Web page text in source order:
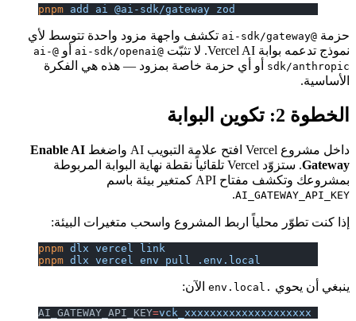
pnpm add ai @ai-sdk/gateway zod
حزمة@ai-sdk/gateway
تكشف واجهة مزود واحدة تتوسط لأي
نموذج تدعمه بوابة Vercel AI. لا تثبّت
@ai-sdk/openai أو @ai-
sdk/anthropicأو أي حزمة خاصة بمزود — هذه هي الفكرة
الأساسية.
الخطوة 2: تكوين البوابة
داخل مشروع Vercel افتح علامة التبويب AI واضغط
Enable AI
Gateway
. ستزوّد Vercel تلقائياً نقطة نهاية البوابة المربوطة
بمشروعك وتكشف مفتاح API كمتغير بيئة باسم
AI_GATEWAY_API_KEY
.
إذا كنت تطوّر محلياً اربط المشروع واسحب متغيرات البيئة:
pnpm dlx vercel
link
pnpm dlx vercel env pull .env.local
ينبغي أن يحوي.env.local الآن:
AI_GATEWAY_API_KEY=vck_xxxxxxxxxxxxxxxxxxxx